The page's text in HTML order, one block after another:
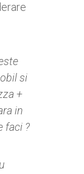
si
+
in
faci ?